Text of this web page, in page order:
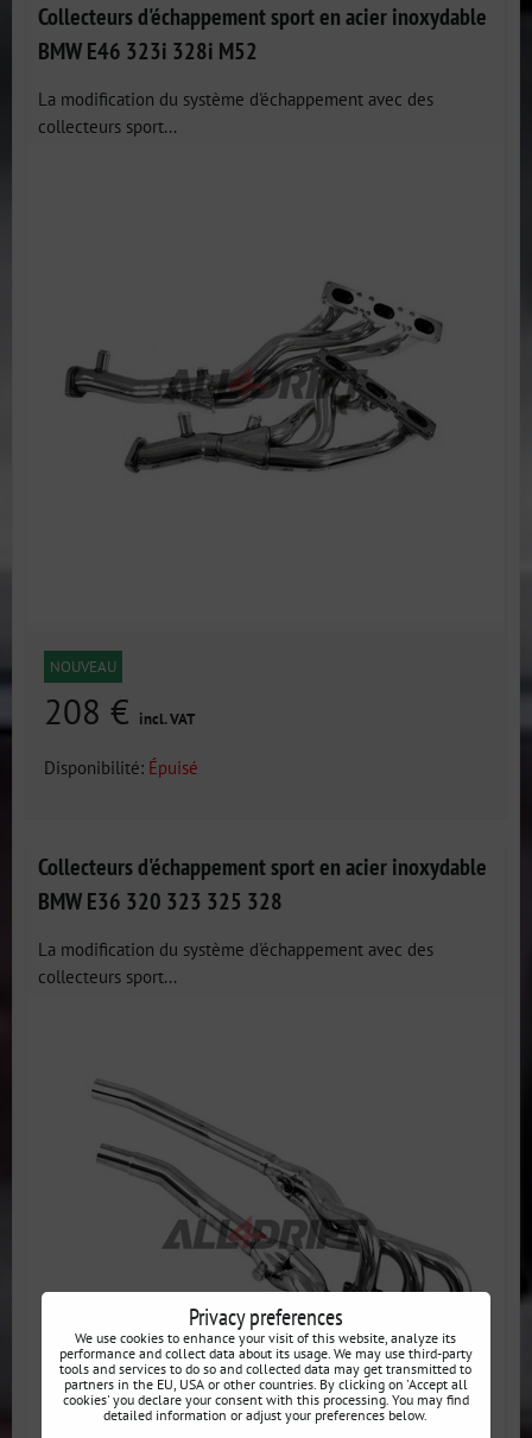
Collecteurs d'échappement sport en acier inoxydable
BMW E46 323i 328i M52
La modification du système d'échappement avec des
collecteurs sport...
NOUVEAU
208 € incl. VAT
Disponibilité: Épuisé
Collecteurs d'échappement sport en acier inoxydable
BMW E36 320 323 325 328
La modification du système d'échappement avec des
collecteurs sport...
Privacy preferences
We use cookies to enhance your visit of this website, analyze its
performance and collect data about its usage. We may use third-party
tools and services to do so and collected data may get transmitted to
partners in the EU, USA or other countries. By clicking on 'Accept all
cookies' you declare your consent with this processing. You may find
detailed information or adjust your preferences below.